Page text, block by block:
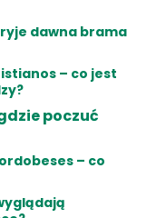
dawna brama
– co jest
poczuć
– co